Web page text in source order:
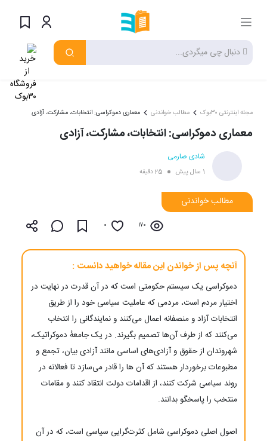
مجله اینترنتی ۳۰بوک مطالب خواندنی معماری دموکراسی: انتخابات، مشارکت، آزادی
معماری دموکراسی: انتخابات، مشارکت، آزادی
شادی صارمی
1 سال پیش 25 دقیقه
مطالب خواندنی
170
0
آنچه پس از خواندن این مقاله خواهید دانست :
دموکراسی یک سیستم حکومتی است که در آن قدرت در نهایت در
اختیار مردم است، مردمی که عاملیت سیاسی خود را از طریق
انتخابات آزاد و منصفانه اعمال می‌کنند و نمایندگانی را انتخاب
می‌کنند که از طرف آن‌ها تصمیم بگیرند. در یک جامعهٔ دموکراتیک،
شهروندان از حقوق و آزادی‌های اساسی مانند آزادی بیان، تجمع و
مطبوعات برخوردار هستند که آن ها را قادر می‌سازد تا فعالانه در
روند سیاسی شرکت کنند، از اقدامات دولت انتقاد کنند و مقامات
منتخب را پاسخگو بدانند.
اصول اصلی دموکراسی شامل کثرت‌گرایی سیاسی است، که در آن